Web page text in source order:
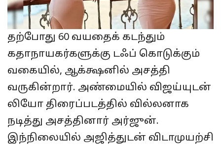
தற்போது 60 வயதைக் கடந்தும்
கதாநாயகர்களுக்கு டஃப் கொடுக்கும்
வகையில், ஆக்க்ஷனில் அசத்தி
வருகின்றார். அண்மையில் விஜய்யுடன்
லியோ திரைப்படத்தில் வில்லனாக
நடித்து அசத்தினார் அர்ஜுன்.
இந்நிலையில் அஜித்துடன் விடாமுயற்சி